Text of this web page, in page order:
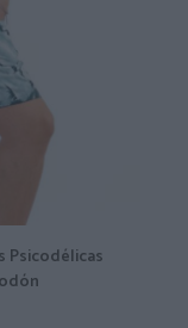
Psicodélicas